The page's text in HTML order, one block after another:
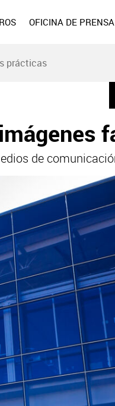
OFICINA DE PRENSA
prácticas
de